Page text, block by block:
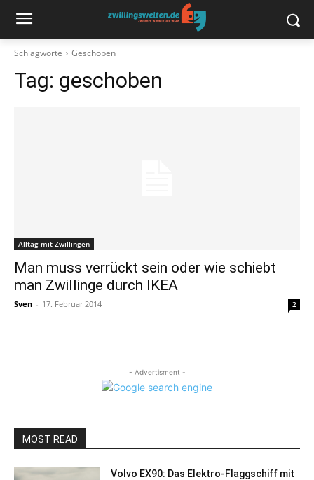
Schlagworte Geschoben
Tag: geschoben
Alltag mit Zwillingen
Man muss verrückt sein oder wie schiebt
man Zwillinge durch IKEA
Sven - 17. Februar 2014 2
- Advertisment -
MOST READ
Volvo EX90: Das Elektro-Flaggschiff mit